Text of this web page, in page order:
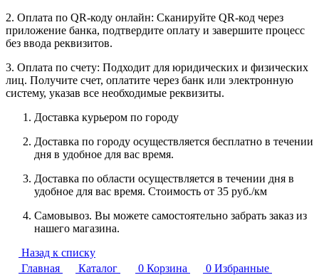
2. Оплата по QR-коду онлайн: Сканируйте QR-код через
приложение банка, подтвердите оплату и завершите процесс
без ввода реквизитов.
3. Оплата по счету: Подходит для юридических и физических
лиц. Получите счет, оплатите через банк или электронную
систему, указав все необходимые реквизиты.
Доставка курьером по городу
Доставка по городу осуществляется бесплатно в течении
дня в удобное для вас время.
Доставка по области осуществляется в течении дня в
удобное для вас время. Стоимость от 35 руб./км
Самовывоз. Вы можете самостоятельно забрать заказ из
нашего магазина.
Назад к списку
Главная
Каталог 0 Корзина 0 Избранные